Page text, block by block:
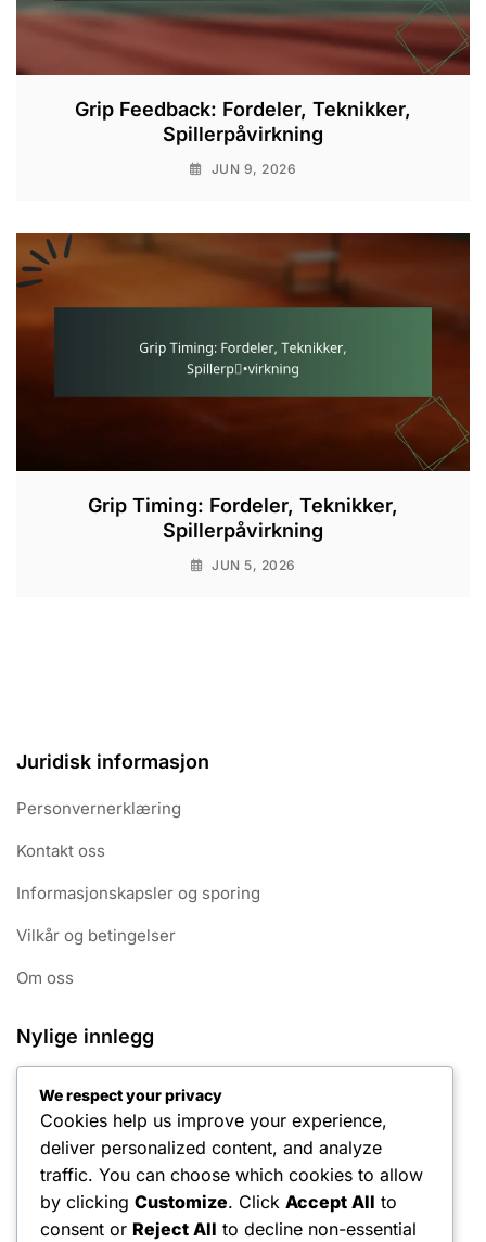
Grip Feedback: Fordeler, Teknikker,
Spillerpåvirkning
JUN 9, 2026
Grip Timing: Fordeler, Teknikker,
Spillerpåvirkning
JUN 5, 2026
Juridisk informasjon
Personvernerklæring
Kontakt oss
Informasjonskapsler og sporing
Vilkår og betingelser
Om oss
Nylige innlegg
bruksområder
Redusert skaderisiko: Innvirkning på ytelse,
spilleropplevelse, ferdighetsnivå
Grip Holdbarhet: Innvirkning på ytelse, Spilleropplevelse,
Ferdighetsnivå
We respect your privacy
Cookies help us improve your experience,
deliver personalized content, and analyze
traffic. You can choose which cookies to allow
by clicking Customize. Click Accept All to
consent or Reject All to decline non-essential